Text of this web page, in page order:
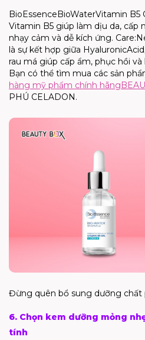
Bio Essence BioWaterVitamin B5
Vitamin B5 giúp làm dịu da, cấp
nhạy cảm và dễ kích ứng.
là sự kết hợp giữa HyaluronicAcid
rau má giúp cấp ẩm, phục hồi
Bạn có thể tìm mua các sản
hàng mỹ phẩm chính hãng
PHÚ CELADON.
Đừng quên bổ sung dưỡng chất
6. Chọn kem dưỡng mỏng
tính